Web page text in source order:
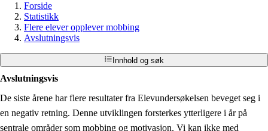
Forside
Statistikk
Flere elever opplever mobbing
Avslutningsvis
Innhold og søk
Avslutningsvis
De siste årene har flere resultater fra Elevundersøkelsen beveget seg i
en negativ retning. Denne utviklingen forsterkes ytterligere i år på
sentrale områder som mobbing og motivasjon. Vi kan ikke med